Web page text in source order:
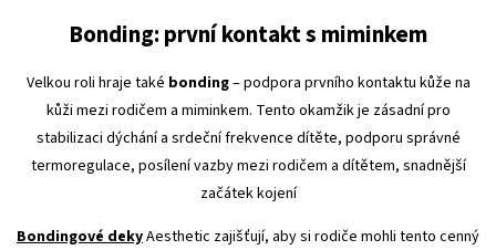
Bonding: první kontakt s miminkem
Velkou roli hraje také bonding– podpora prvního kontaktu kůže na
kůži mezi rodičem a miminkem. Tento okamžik je zásadní pro
stabilizaci dýchání a srdeční frekvence dítěte, podporu správné
termoregulace, posílení vazby mezi rodičem a dítětem, snadnější
začátek kojení
Bondingové dekyAesthetic zajišťují, aby si rodiče mohli tento cenný